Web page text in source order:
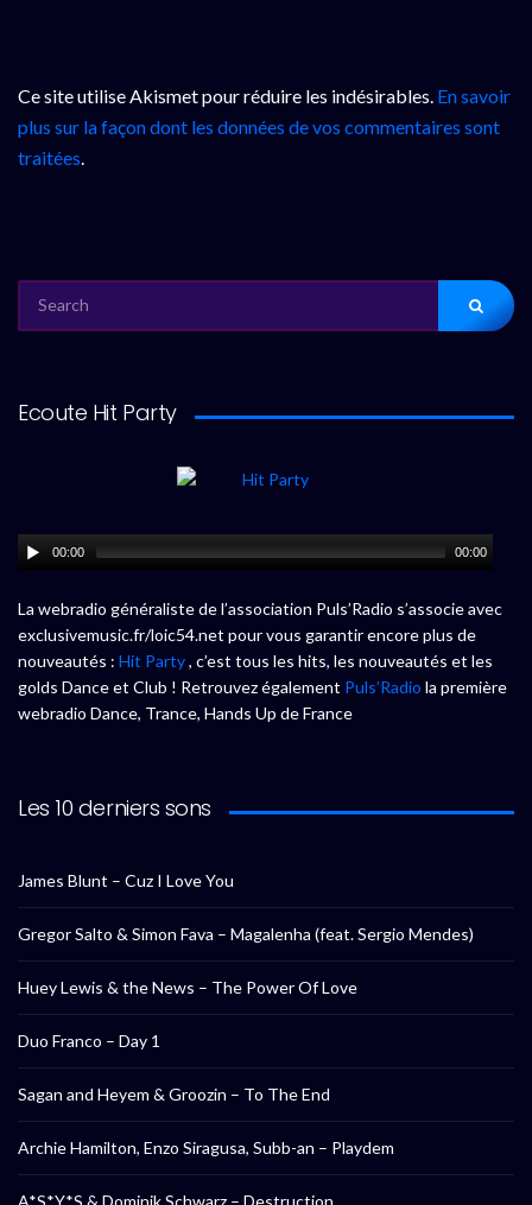
Ce site utilise Akismet pour réduire les indésirables. En savoir
plus sur la façon dont les données de vos commentaires sont
traitées.
FOR:
Ecoute Hit Party
00:00 00:00
La webradio généraliste de l’association Puls’Radio s’associe avec
exclusivemusic.fr/loic54.net pour vous garantir encore plus de
nouveautés : Hit Party, c’est tous les hits, les nouveautés et les
golds Dance et Club ! Retrouvez également Puls’Radio la première
webradio Dance, Trance, Hands Up de France
Les 10 derniers sons
James Blunt – Cuz I Love You
Gregor Salto & Simon Fava – Magalenha (feat. Sergio Mendes)
Huey Lewis & the News – The Power Of Love
Duo Franco – Day 1
Sagan and Heyem & Groozin – To The End
Archie Hamilton, Enzo Siragusa, Subb-an – Playdem